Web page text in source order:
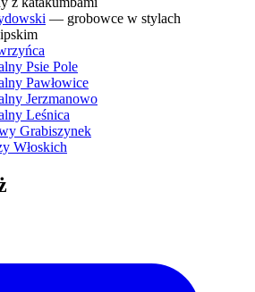
— grobowce w stylach
Psie Pole
Pawłowice
Jerzmanowo
Leśnica
Grabiszynek
Włoskich